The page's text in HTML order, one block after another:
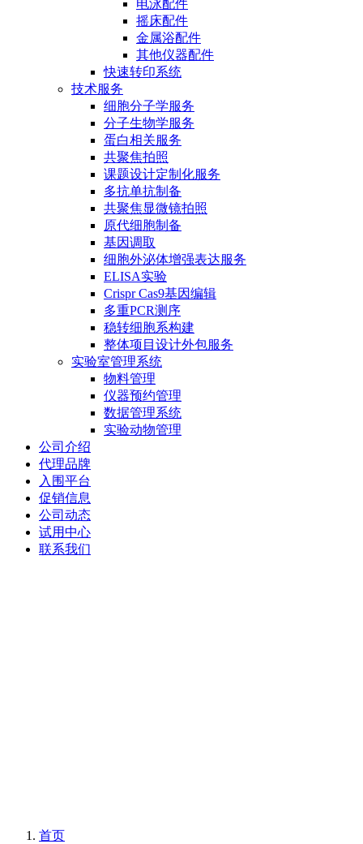
电泳配件
摇床配件
金属浴配件
其他仪器配件
快速转印系统
技术服务
细胞分子学服务
分子生物学服务
蛋白相关服务
共聚焦拍照
课题设计定制化服务
多抗单抗制备
共聚焦显微镜拍照
原代细胞制备
基因调取
细胞外泌体增强表达服务
ELISA实验
Crispr Cas9基因编辑
多重PCR测序
稳转细胞系构建
整体项目设计外包服务
实验室管理系统
物料管理
仪器预约管理
数据管理系统
实验动物管理
公司介绍
代理品牌
入围平台
促销信息
公司动态
试用中心
联系我们
首页